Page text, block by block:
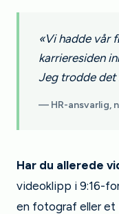
«Vi hadde vår
karrieresiden
Jeg trodde det
— HR-ansvarlig,
Har du allerede
videoklipp i 9:16-
en fotograf eller